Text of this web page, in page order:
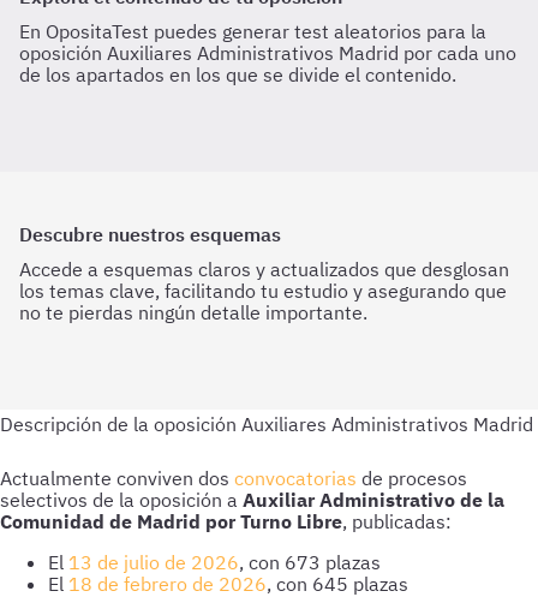
En OpositaTest puedes generar test aleatorios para la
oposición Auxiliares Administrativos Madrid por cada uno
de los apartados en los que se divide el contenido.
Descubre nuestros esquemas
Accede a esquemas claros y actualizados que desglosan
los temas clave, facilitando tu estudio y asegurando que
no te pierdas ningún detalle importante.
Actualmente conviven dos convocatorias de procesos
selectivos de la oposición a Auxiliar Administrativo de la
Comunidad de Madrid por Turno Libre, publicadas:
El 13 de julio de 2026, con 673 plazas
El 18 de febrero de 2026, con 645 plazas